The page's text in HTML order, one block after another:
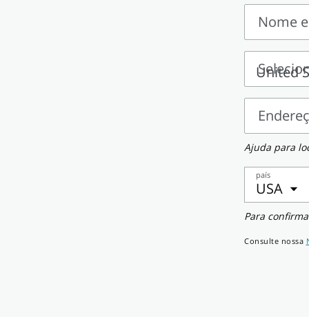
Nome
Nome
Selecione
um
país
Endereço
Ajuda para
país
USA
Celular
Para
Consulte nossa